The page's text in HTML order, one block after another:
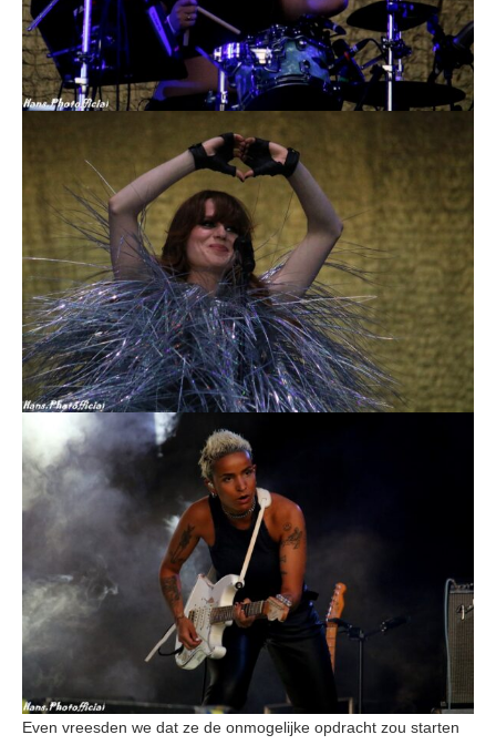
Even vreesden we dat ze de onmogelijke opdracht zou starten